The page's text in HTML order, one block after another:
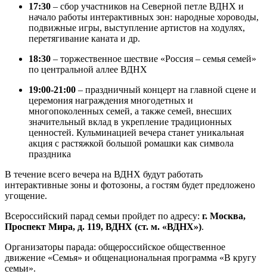
17:30 – сбор участников на Северной петле ВДНХ и
начало работы интерактивных зон: народные хороводы,
подвижные игры, выступление артистов на ходулях,
перетягивание каната и др.
18:30 – торжественное шествие «Россия – семья семей»
по центральной аллее ВДНХ
19:00-21:00 – праздничный концерт на главной сцене и
церемония награждения многодетных и
многопоколенных семей, а также семей, внесших
значительный вклад в укрепление традиционных
ценностей. Кульминацией вечера станет уникальная
акция с растяжкой большой ромашки как символа
праздника
В течение всего вечера на ВДНХ будут работать
интерактивные зоны и фотозоны, а гостям будет предложено
угощение.
Всероссийский парад семьи пройдет по адресу: г. Москва,
Проспект Мира, д. 119, ВДНХ (ст. м. «ВДНХ»).
Организаторы парада: общероссийское общественное
движение «Семья» и общенациональная программа «В кругу
семьи».